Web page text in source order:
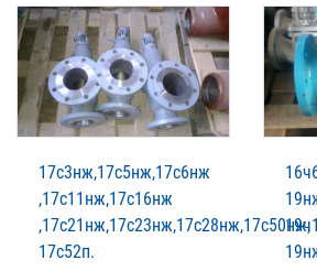
17с3нж,17с5нж,17с6нж
,17с11нж,17с16нж
,17с21нж,17с23нж,17с28нж,17с50нж,
17с52п.